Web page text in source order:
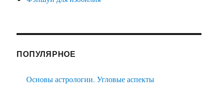
ПОПУЛЯРНОЕ
Основы астрологии. Угловые аспекты